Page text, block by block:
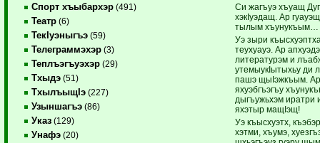
Спорт хъыбархэр (491)
Театр (6)
ТекIуэныгъэ (59)
Телеграммэхэр (3)
Теплъэгъуэхэр (29)
Тхыдэ (51)
ТхылъыщIэ (227)
Узыншагъэ (86)
Указ (129)
Унафэ (20)
Си жагъуэ хъуащ
хэкIуэдащ. Ар
тылым хъунукъым…
Уэ зыри
теухуауэ. Ар
литературэм и
утемыукIытыхьу ди
пашэ щыIэжкъым.
яхуэбгъэгъу
дыгъужьхэм иратри
яхэтыр мащIэщ!
Уэ къысхуэтх,
хэтми, хъумэ,